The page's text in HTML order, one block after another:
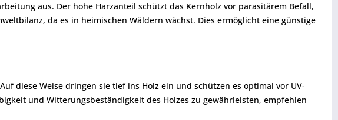
aus. Der hohe Harzanteil schützt das Kernholz vor parasitärem Befall,
da es in heimischen Wäldern wächst. Dies ermöglicht eine günstige
diese Weise dringen sie tief ins Holz ein und schützen es optimal vor UV-
und Witterungsbeständigkeit des Holzes zu gewährleisten, empfehlen